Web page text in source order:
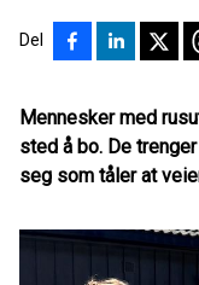
Del
Mennesker med
sted å bo. De
seg som tåler at